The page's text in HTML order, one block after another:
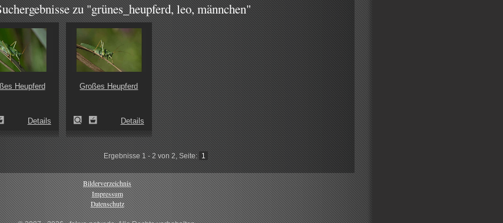
zu "grünes_heupferd, leo, männchen"
Heupferd
Details
Großes Heupferd
Details
Ergebnisse 1 - 2 von 2, Seite: 1
Bilderverzeichnis
Impressum
Datenschutz